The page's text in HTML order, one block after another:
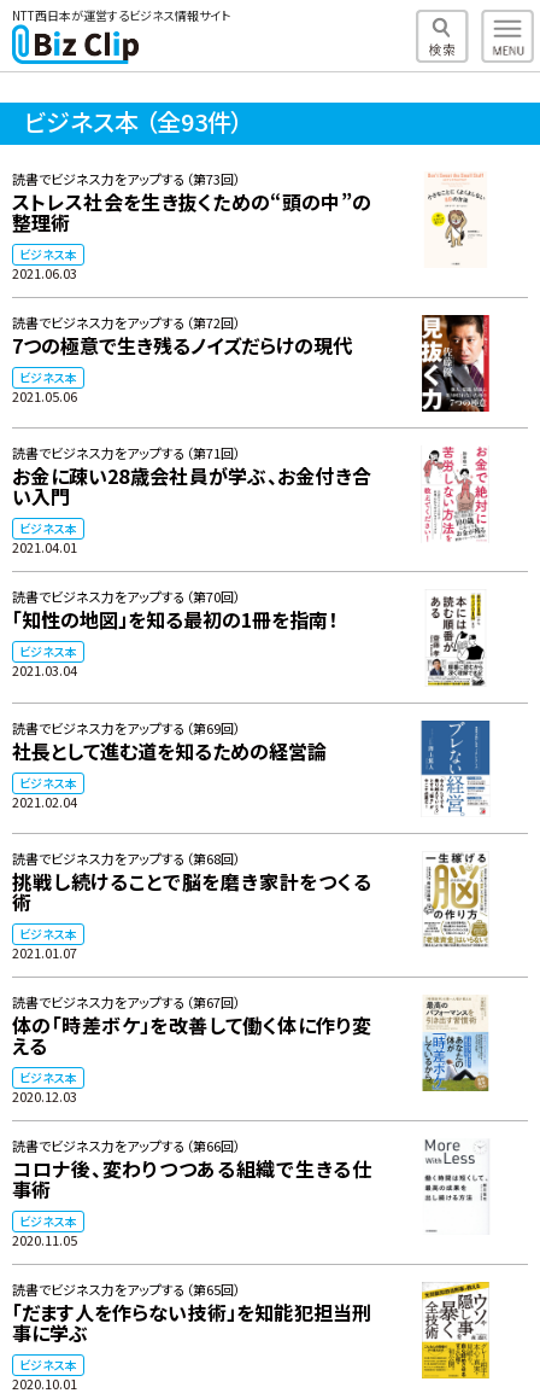
NTT西日本が運営するビジネス情報サイト
ビジネス本 （全93件）
読書でビジネス力をアップする（第73回）
ストレス社会を生き抜くための“頭の中”の
整理術
ビジネス本
2021.06.03
読書でビジネス力をアップする（第72回）
7つの極意で生き残るノイズだらけの現代
ビジネス本
2021.05.06
読書でビジネス力をアップする（第71回）
お金に疎い28歳会社員が学ぶ、お金付き合
い入門
ビジネス本
2021.04.01
読書でビジネス力をアップする（第70回）
「知性の地図」を知る最初の1冊を指南！
ビジネス本
2021.03.04
読書でビジネス力をアップする（第69回）
社長として進む道を知るための経営論
ビジネス本
2021.02.04
読書でビジネス力をアップする（第68回）
挑戦し続けることで脳を磨き家計をつくる
術
ビジネス本
2021.01.07
読書でビジネス力をアップする（第67回）
体の「時差ボケ」を改善して働く体に作り変
える
ビジネス本
2020.12.03
読書でビジネス力をアップする（第66回）
コロナ後、変わりつつある組織で生きる仕
事術
ビジネス本
2020.11.05
読書でビジネス力をアップする（第65回）
「だます人を作らない技術」を知能犯担当刑
事に学ぶ
ビジネス本
2020.10.01